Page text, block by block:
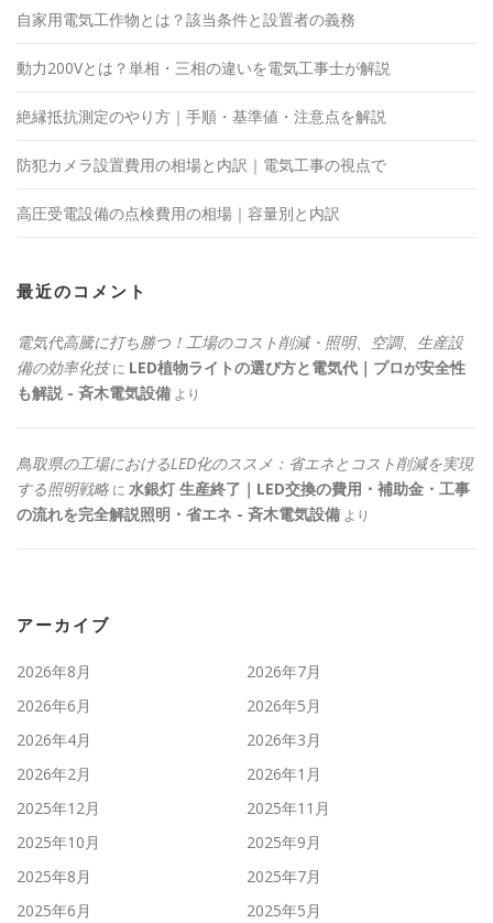
自家用電気工作物とは？該当条件と設置者の義務
動力200Vとは？単相・三相の違いを電気工事士が解説
絶縁抵抗測定のやり方｜手順・基準値・注意点を解説
防犯カメラ設置費用の相場と内訳｜電気工事の視点で
高圧受電設備の点検費用の相場｜容量別と内訳
最近のコメント
電気代高騰に打ち勝つ！工場のコスト削減・照明、空調、生産設
備の効率化技に LED植物ライトの選び方と電気代｜プロが安全性
も解説 - 斉木電気設備 より
鳥取県の工場におけるLED化のススメ：省エネとコスト削減を実現
する照明戦略 に 水銀灯 生産終了｜LED交換の費用・補助金・工事
の流れを完全解説照明・省エネ - 斉木電気設備 より
アーカイブ
2026年8月
2026年7月
2026年6月
2026年5月
2026年4月
2026年3月
2026年2月
2026年1月
2025年12月
2025年11月
2025年10月
2025年9月
2025年8月
2025年7月
2025年6月
2025年5月